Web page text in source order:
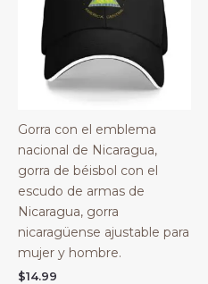
Gorra con el emblema
nacional de Nicaragua,
gorra de béisbol con el
escudo de armas de
Nicaragua, gorra
nicaragüense ajustable para
mujer y hombre.
$14.99